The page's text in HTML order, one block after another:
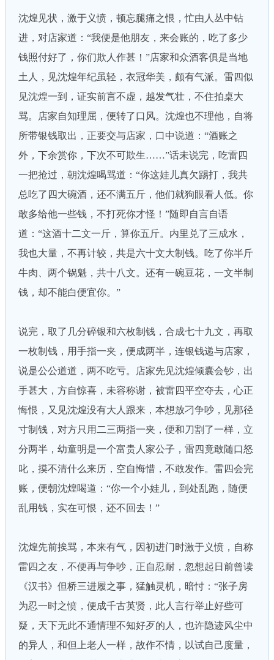
沈煌见状，激于义愤，顿忘腿痛之恨，忙由人丛中钻
进，对店家道：“我便是他朋友，来会账的，吃了多少
钱照付好了，你们欺人作甚！”店家和众酒客俱是当地
土人，见沈煌年纪虽轻，衣冠华美，颇有气派。雷四似
见沈煌一到，证实前言不虚，越发气壮，不住拍桌大
骂。店家自知理屈，便转了口风。沈煌也不理他，自将
所带银钱取出，正要交与店家，口中说道：“酒账之
外，下余赏你，下次不可欺生……”话未说完，吃雷四
一把抢过，朝沈煌喝骂道：“你这娃儿真欠踢打，我共
总吃了四大碗酒，还不满五斤，他们就狗眼看人低。你
敢多给他一些钱，不打死你才怪！”随即自言自语
道：“这酒十二文一斤，算你五斤。内里兑了三成水，
我也大量，不再计较，共是六十文大制钱。吃了你半斤
牛肉、两个锅魁，共十八文。还有一碗豆花，一文半制
钱，却不能白便宜你。”
说完，取了几分碎银和六枚制钱，合成七十九文，再取
一枚制钱，用手指一夹，便成两半，连银钱递与店家，
说是公公道道，两不吃亏。店家先见沈煌倾囊会钞，出
手甚大，方自惊喜，未容称谢，被雷四平空夺去，心正
悔恨，又见沈煌没有大人跟来，本想放刁争吵，见那径
寸制钱，对方只用二三两指一夹，便和刀割了一样，立
分两半，幼童明是一个富贵人家公子，雷四竟敢随口怒
叱，摸不清什么来历，空自悔惜，不敢发作。雷四会完
账，便朝沈煌喝道：“你一个小娃儿，到处乱跑，随便
乱用钱，实在可恨，还不回去！”
沈煌先前挨骂，本来有气，因初进门时激于义愤，自称
雷四之友，不便再与争吵，正自忍耐，忽想起日前曾读
《汉书》但桥三进履之事，猛触灵机，暗忖：“张子房
为忍一时之愤，便成千古英贤，此人言行举止好些可
疑，天下无此不通情理不知好歹的人，也许隐迹风尘中
的异人，和但上老人一样，故作不情，以试自己度量，